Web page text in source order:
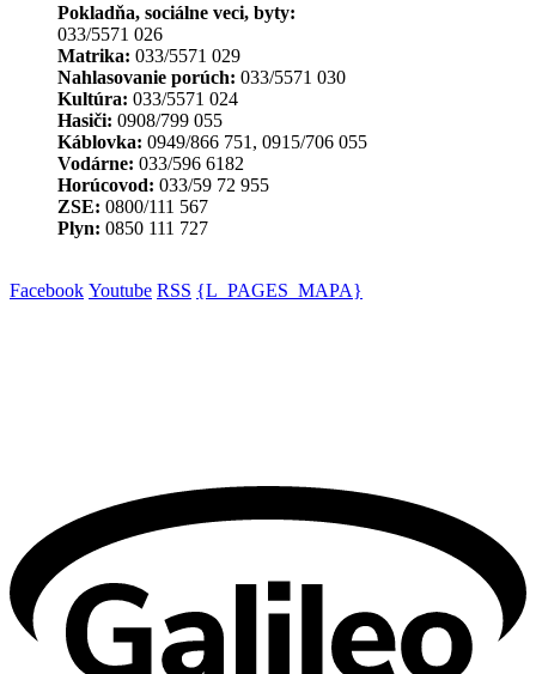
Pokladňa, sociálne veci, byty:
033/5571 026
Matrika: 033/5571 029
Nahlasovanie porúch: 033/5571 030
Kultúra: 033/5571 024
Hasiči: 0908/799 055
Káblovka: 0949/866 751, 0915/706 055
Vodárne: 033/596 6182
Horúcovod: 033/59 72 955
ZSE: 0800/111 567
Plyn: 0850 111 727
Facebook Youtube RSS {L_PAGES_MAPA}